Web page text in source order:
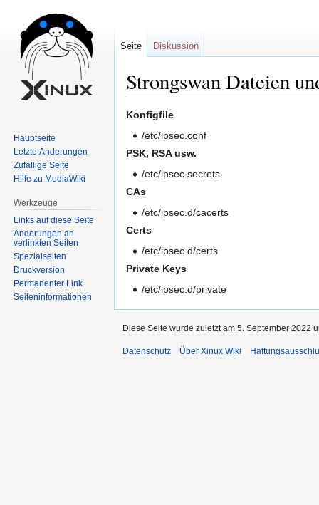
Strongswan Dateien
Zur
Navigation
Zur
Suche
Konfigfile
/etc/ipsec.conf
PSK, RSA usw.
/etc/ipsec.secrets
CAs
/etc/ipsec.d/cacerts
Certs
/etc/ipsec.d/certs
Private Keys
/etc/ipsec.d/private
Seite Diskussion
Hauptseite
Letzte Änderungen
Zufällige Seite
Hilfe zu MediaWiki
Werkzeuge
Links auf diese Seite
Änderungen an
verlinkten Seiten
Spezialseiten
Druckversion
Permanenter Link
Seiten­informationen
Diese Seite wurde zuletzt am 5. September 2022
Datenschutz Über Xinux Wiki